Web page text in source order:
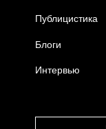
Публицистика
Блоги
Интервью